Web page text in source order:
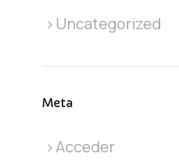
Uncategorized
Meta
Acceder